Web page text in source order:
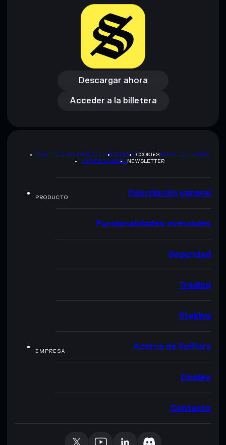
Descargar ahora
Descargar ahora
Acceder a la billetera
Acceder a la billetera
POLÍTICA DE PRIVACIDADTERMSCOOKIESMAPA DEL SITIO
KIT DE MARCA NEWSLETTER
PRODUCTO Descripción general
Funcionalidades esenciales
Seguridad
Trading
Staking
EMPRESA Acerca de Solflare
Empleo
Contacto